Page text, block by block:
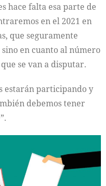
hace falta esa parte de
en el 2021 en
que seguramente
sino en cuanto al número
se van a disputar.
estarán participando y
debemos tener